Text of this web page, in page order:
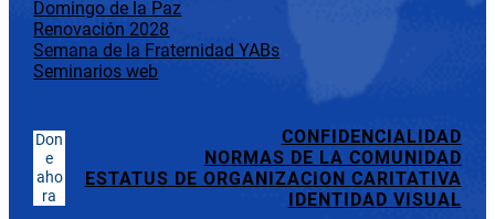
Domingo de la Paz
Renovación 2028
Semana de la Fraternidad YABs
Seminarios web
Don
e
aho
ra
CONFIDENCIALIDAD
NORMAS DE LA COMUNIDAD
ESTATUS DE ORGANIZACION CARITATIVA
IDENTIDAD VISUAL